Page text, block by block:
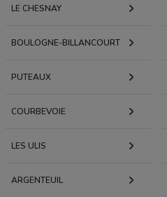
LE CHESNAY
BOULOGNE-BILLANCOURT
PUTEAUX
COURBEVOIE
LES ULIS
ARGENTEUIL